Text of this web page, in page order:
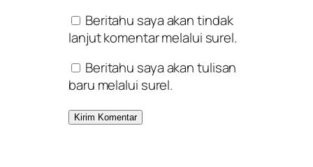
Beritahu saya akan tindak
lanjut komentar melalui surel.
Beritahu saya akan tulisan
baru melalui surel.